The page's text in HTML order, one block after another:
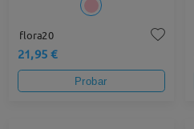
flora20
21,95 €
Probar